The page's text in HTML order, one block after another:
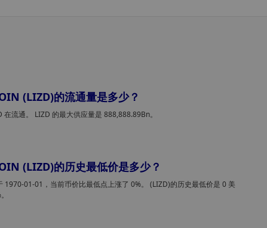
字资产交易代征代缴税款。此外，部分税款必须使用原始
密货币缴纳。
在人工智能驱动的云计算热潮推动股价创下历
新高的背景下，亚马逊跻身3万亿美元俱乐部
高，使其成为历史上第五家市值突破3万亿美元的上市公
(LIZD)的流通量是多少？
流通。 LIZD 的最大供应量是 888,888.89Bn。
(LIZD)的历史最低价是多少？
1970-01-01，当前币价比最低点上涨了 0%。 (LIZD)的历史最低价是 0 美